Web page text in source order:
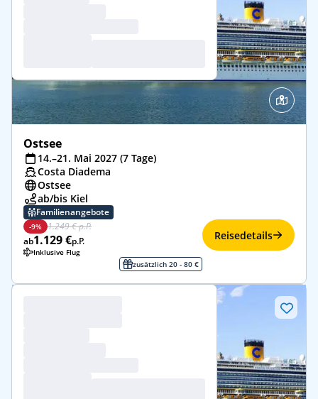
Ostsee
14.–21. Mai 2027 (7 Tage)
Costa Diadema
Ostsee
ab/bis Kiel
Familienangebote
-9% 1.249 € p.P.
ab1.129 €p.P.
Inklusive Flug
zusätzlich 20 - 80 €
Reisedetails